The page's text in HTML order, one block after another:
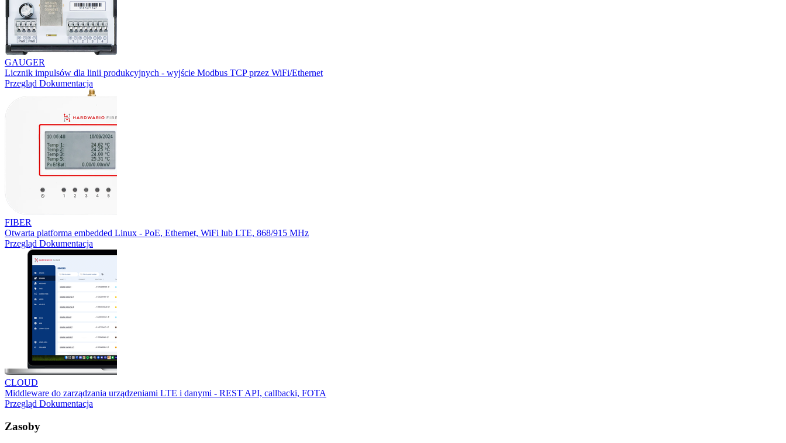
GAUGER
Licznik impulsów dla linii produkcyjnych - wyjście Modbus TCP przez WiFi/Ethernet
Przegląd Dokumentacja
FIBER
Otwarta platforma embedded Linux - PoE, Ethernet, WiFi lub LTE, 868/915 MHz
Przegląd Dokumentacja
CLOUD
Middleware do zarządzania urządzeniami LTE i danymi - REST API, callbacki, FOTA
Przegląd Dokumentacja
Zasoby